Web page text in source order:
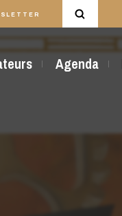
Agenda